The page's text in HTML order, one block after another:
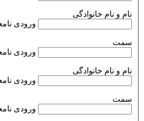
نام و نام خانوادگی
ورودی
سمت
ورودی
نام و نام خانوادگی
ورودی
سمت
ورودی